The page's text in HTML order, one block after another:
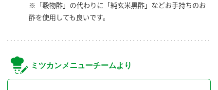
※「穀物酢」の代わりに「純玄米黒酢」などお手持ちのお
酢を使用しても良いです。
ミツカンメニューチームより